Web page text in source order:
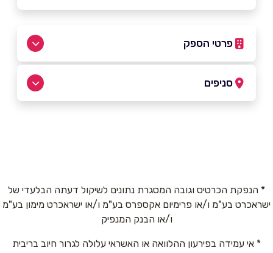
פרטי הספק
באתר בפייסבוק באינסטגרם
טלפון*
אימייל*
סניפים
* הנפקת הכרטיס וגובה המסגרת נתונים לשיקול דעתה הבלעדי של
ישראכרט בע"מ ו/או פרימיום אקספרס בע"מ ו/או ישראכרט מימון בע"מ
ו/או הבנק המנפיק
* אי עמידה בפירעון ההלוואה או האשראי עלולה לגרור חיוב בריבית